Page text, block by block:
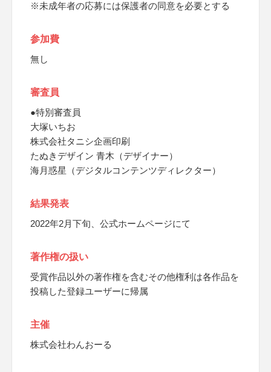
※未成年者の応募には保護者の同意を必要とする
参加費
無し
審査員
●特別審査員
大塚いちお
株式会社タニシ企画印刷
たぬきデザイン 青木（デザイナー）
海月惑星（デジタルコンテンツディレクター）
結果発表
2022年2月下旬、公式ホームページにて
著作権の扱い
受賞作品以外の著作権を含むその他権利は各作品を
投稿した登録ユーザーに帰属
主催
株式会社わんおーる